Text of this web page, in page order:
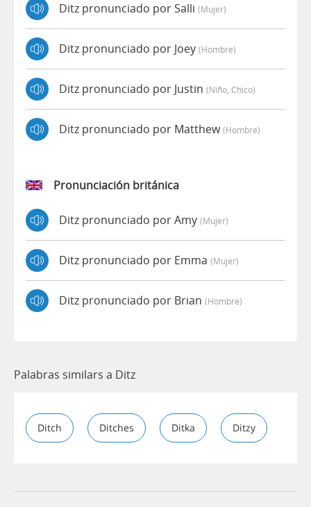
Ditz pronunciado por Salli (mujer)
Ditz pronunciado por Joey (hombre)
Ditz pronunciado por Justin (niño, Chico)
Ditz pronunciado por Matthew(hombre)
Pronunciación británica
Ditz pronunciado por Amy (mujer)
Ditz pronunciado por Emma (mujer)
Ditz pronunciado por Brian (hombre)
Palabras similars a Ditz
Ditch Ditches Ditka Ditzy